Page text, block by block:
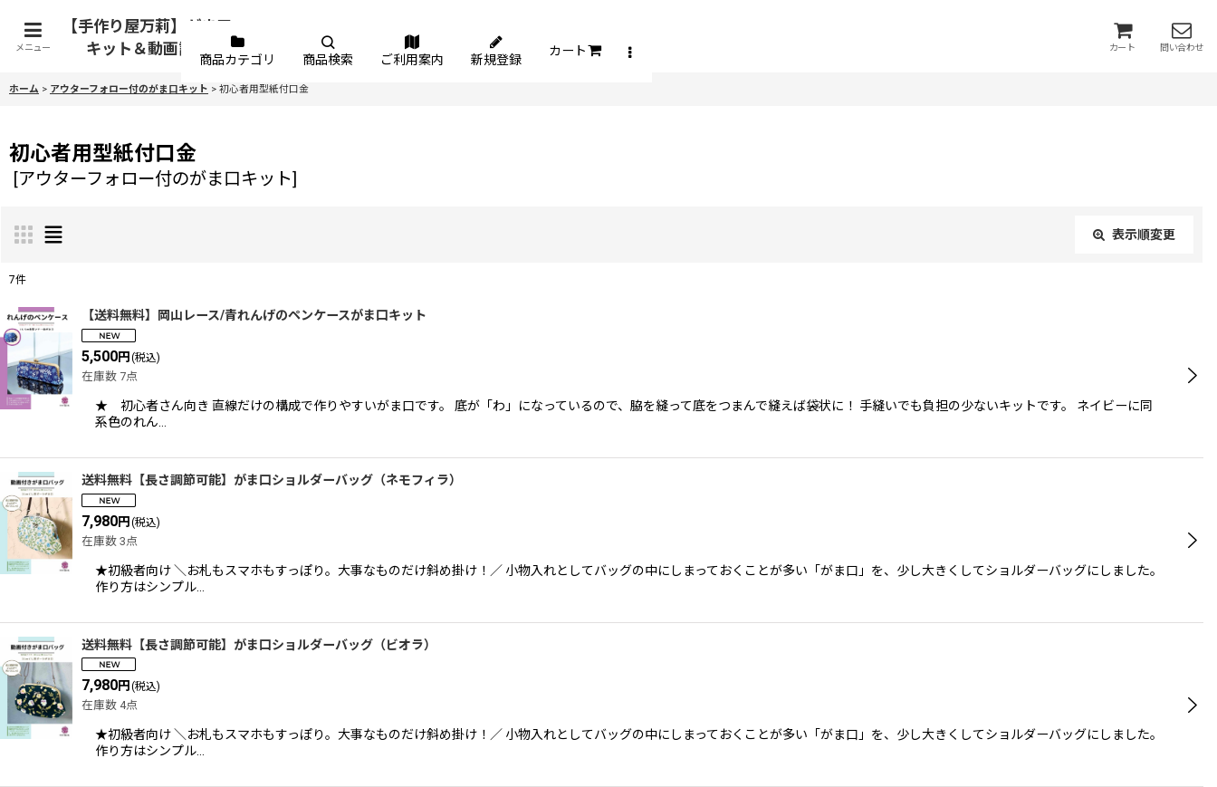
メニュー
【手作り屋万莉】がま口
キット＆動画講座
カート 問い合わせ
商品カテゴリ 商品検索 ご利用案内 新規登録
カート
ホーム > アウターフォロー付のがま口キット > 初心者用型紙付口金
初心者用型紙付口金
[アウターフォロー付のがま口キット]
表示順変更
表示数
並び順
7件
【送料無料】岡山レース/青れんげのペンケースがま口キット
5,500円 (税込)
在庫数 7点
★ 初心者さん向き 直線だけの構成で作りやすいがま口です。 底が「わ」になっているので、脇を縫って底をつまんで縫えば袋状に！ 手縫いでも負担の少ないキットです。 ネイビーに同
系色のれん…
送料無料【長さ調節可能】がま口ショルダーバッグ（ネモフィラ）
7,980円(税込)
在庫数 3点
★初級者向け ＼お札もスマホもすっぽり。大事なものだけ斜め掛け！／ 小物入れとしてバッグの中にしまっておくことが多い「がま口」を、少し大きくしてショルダーバッグにしました。
作り方はシンプル…
送料無料【長さ調節可能】がま口ショルダーバッグ（ビオラ）
7,980円 (税込)
在庫数 4点
★初級者向け ＼お札もスマホもすっぽり。大事なものだけ斜め掛け！／ 小物入れとしてバッグの中にしまっておくことが多い「がま口」を、少し大きくしてショルダーバッグにしました。
作り方はシンプル…